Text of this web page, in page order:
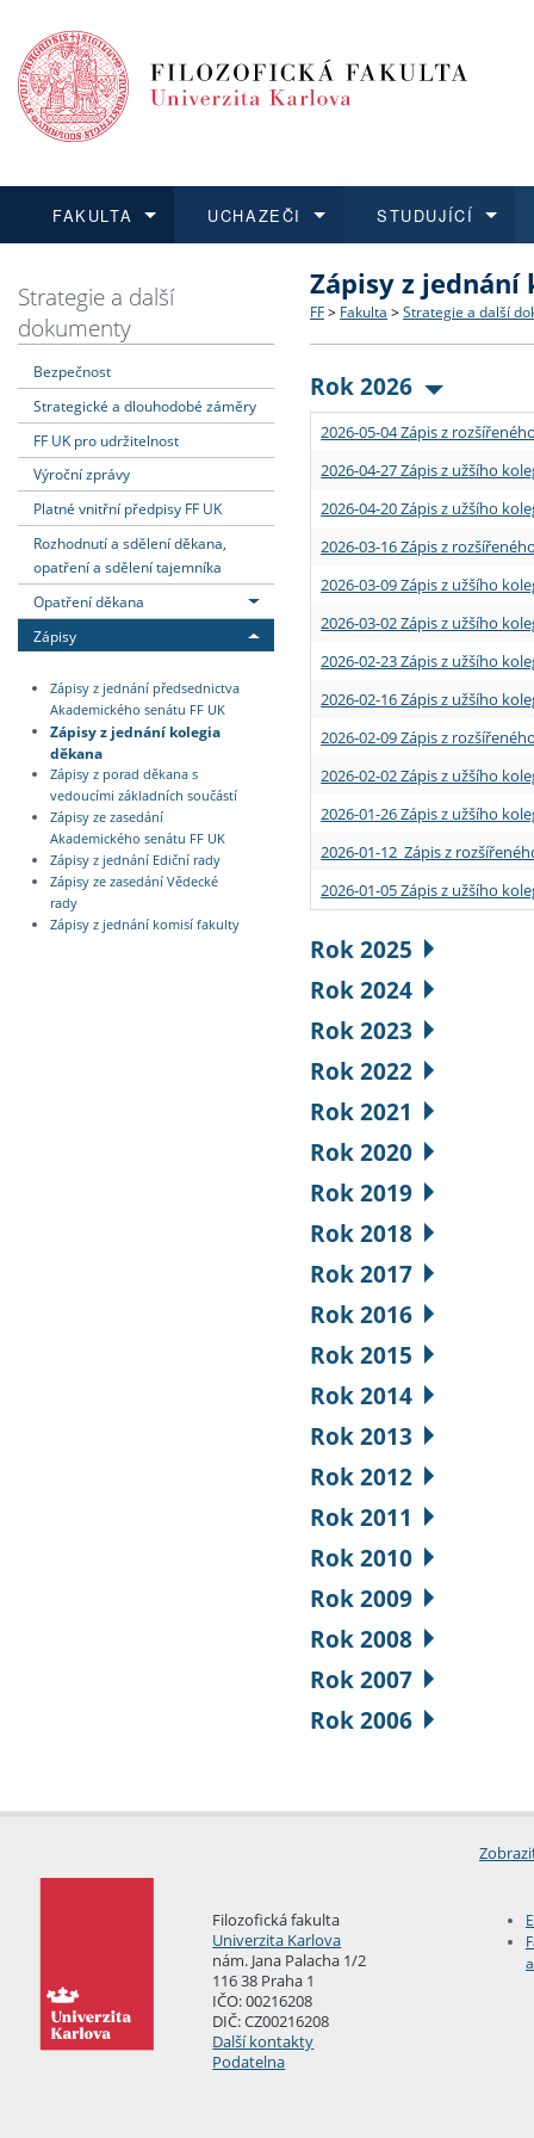
FAKULTA
Dozvědět se více
Struktura a historie
Strategie a další
Podpora a benefity pro
Absolventi fakulty
UCHAZEČI
Podat přihlášku
Co studovat a jak se
Učitelské studijní
Informace k průběhu
STUDUJÍCÍ
Dozvědět se více
Bakalářské a magisterské
Doktorské studium
Rigorózní řízení
Dozvědět se více
O vědě a výzkumu na FF
Akademické kvalifikace
Granty a projekty
Dozvědět se více
Aktuální nabídky a
Vyjíždějící studenti
Přijíždějící studenti
Vyjíždějící zaměstnanci
Strategie a další
dokumenty
Bezpečnost
Strategické a dlouhodobé záměry
FF UK pro udržitelnost
Výroční zprávy
Platné vnitřní předpisy FF UK
Rozhodnutí a sdělení děkana,
opatření a sdělení tajemníka
Opatření děkana
Zápisy
Zápisy z jednání předsednictva
Akademického senátu FF UK
Zápisy z jednání kolegia
děkana
Zápisy z porad děkana s
vedoucími základních součástí
Zápisy ze zasedání
Akademického senátu FF UK
Zápisy z jednání Ediční rady
Zápisy ze zasedání Vědecké
rady
Zápisy z jednání komisí fakulty
Zápisy z jednání
FF > Fakulta > Strategie a další
Rok 2026
2026-05-04 Zápis z
2026-04-27 Zápis z užšího
2026-04-20 Zápis z užšího
2026-03-16 Zápis z
2026-03-09 Zápis z užšího
2026-03-02 Zápis z užšího
2026-02-23 Zápis z užšího
2026-02-16 Zápis z užšího
2026-02-09 Zápis z
2026-02-02 Zápis z užšího
2026-01-26 Zápis z užšího
2026-01-12 Zápis z
2026-01-05 Zápis z užšího
Rok 2025
Rok 2024
Rok 2023
Rok 2022
Rok 2021
Rok 2020
Rok 2019
Rok 2018
Rok 2017
Rok 2016
Rok 2015
Rok 2014
Rok 2013
Rok 2012
Rok 2011
Rok 2010
Rok 2009
Rok 2008
Rok 2007
Rok 2006
Filozofická fakulta
Univerzita Karlova
nám. Jana Palacha 1/2
116 38 Praha 1
IČO: 00216208
DIČ: CZ00216208
Další kontakty
Podatelna